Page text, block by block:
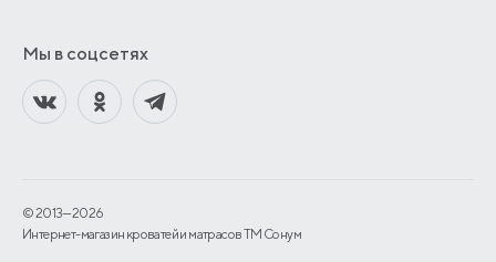
Мы в соцсетях
© 2013—2026
Интернет-магазин кроватей и матрасов TM Сонум